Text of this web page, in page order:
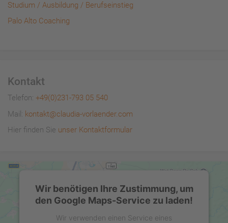
Studium / Ausbildung / Berufseinstieg
Palo Alto Coaching
Kontakt
Telefon: +49(0)231-793 05 540
Mail: kontakt@claudia-vorlaender.com
Hier finden Sie unser Kontaktformular
Wir benötigen Ihre Zustimmung, um
den Google Maps-Service zu laden!
Wir verwenden einen Service eines